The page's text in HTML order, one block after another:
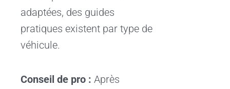
adaptées, des guides
pratiques existent par type de
véhicule.
Conseil de pro : Après